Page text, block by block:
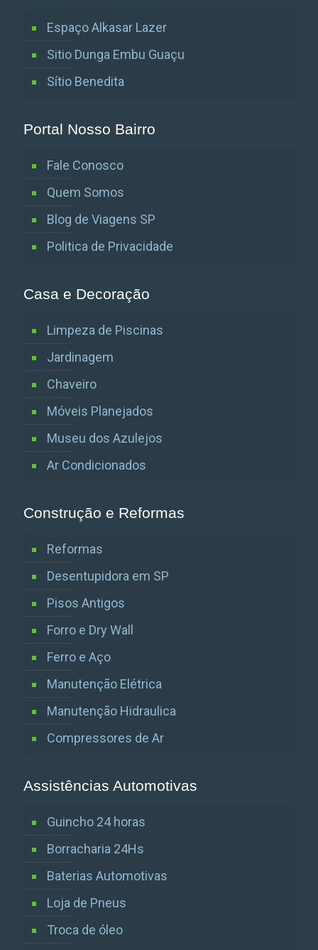
Espaço Alkasar Lazer
Sitio Dunga Embu Guaçu
Sítio Benedita
Portal Nosso Bairro
Fale Conosco
Quem Somos
Blog de Viagens SP
Politica de Privacidade
Casa e Decoração
Limpeza de Piscinas
Jardinagem
Chaveiro
Móveis Planejados
Museu dos Azulejos
Ar Condicionados
Construção e Reformas
Reformas
Desentupidora em SP
Pisos Antigos
Forro e Dry Wall
Ferro e Aço
Manutenção Elétrica
Manutenção Hidraulica
Compressores de Ar
Assistências Automotivas
Guincho 24 horas
Borracharia 24Hs
Baterias Automotivas
Loja de Pneus
Troca de óleo